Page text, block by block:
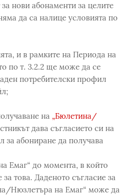
нови абонаменти за целите
да са налице условията по
и в рамките на Периода на
по т. 3.2.2 ще може да се
потребителски профил
на „Бюлетина/
дава съгласието си на
за абониране да получава
Емаг“ до момента, в който
за това. Даденото съгласие за
Нюзлетъра на Емаг“ може да